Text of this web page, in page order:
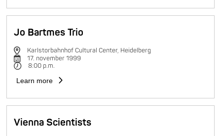
Jo Bartmes Trio
Karlstorbahnhof Cultural Center, Heidelberg
17. november 1999
8:00 p.m.
Learn more
Vienna Scientists